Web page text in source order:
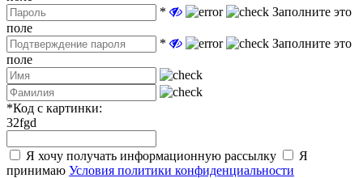
*
Заполните это
поле
*
Заполните это
поле
*Код с картинки:
32fgd
Я хочу получать информационную рассылку
Я
принимаю Условия политики конфиденциальности